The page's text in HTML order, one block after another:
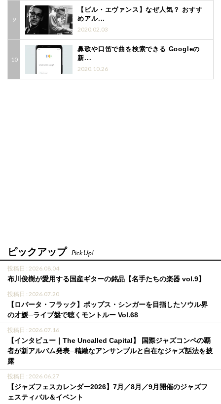
【ビル・エヴァンス】なぜ人気？ おすす
めアル...
2020.02.03
鼻歌や口笛で曲を検索できる Googleの
新...
2020.10.26
ピックアップ Pick Up!
投稿日 : 2026.08.04
布川俊樹が愛用する国産ギターの銘品【名手たちの楽器 vol.9】
投稿日 : 2026.07.20
【ロバータ・フラック】ポップス・シンガーを目指したソウル界
の才媛─ライブ盤で聴くモントルー Vol.68
投稿日 : 2026.07.16
【インタビュー｜The Uncalled Capital】 国際ジャズコンペの覇
者が新アルバム発表─精緻なアンサンブルと自在なジャズ話法を披
露
投稿日 : 2026.06.27
【ジャズフェスカレンダー2026】7月／8月／9月開催のジャズフ
ェスティバル＆イベント